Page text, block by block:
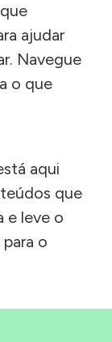
ajudar
Navegue
o que
aqui
que
e leve o
o